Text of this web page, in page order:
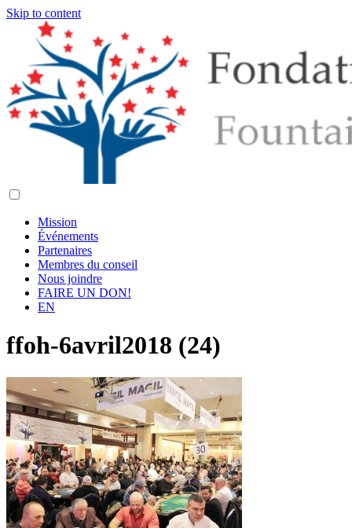
Skip to content
Mission
Événements
Partenaires
Membres du conseil
Nous joindre
FAIRE UN DON!
EN
ffoh-6avril2018 (24)